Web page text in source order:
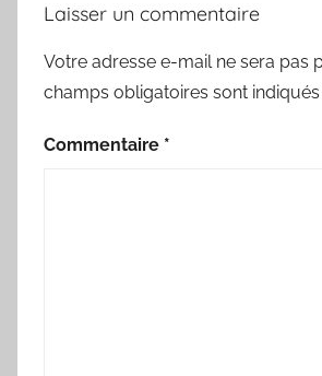
Laisser un commentaire
Votre adresse e-mail ne sera pas
champs obligatoires sont
Commentaire *